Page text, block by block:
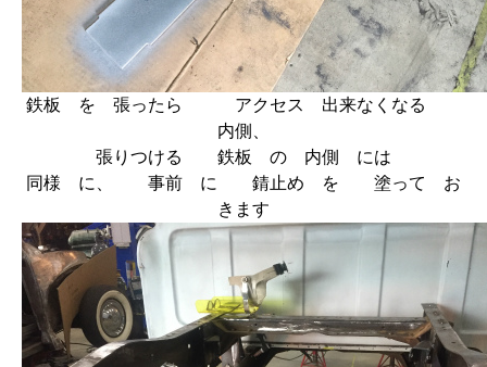
鉄板 を 張ったら アクセス 出来なくなる
内側、
張りつける 鉄板 の 内側 には
同様 に、 事前 に 錆止め を 塗って お
きます